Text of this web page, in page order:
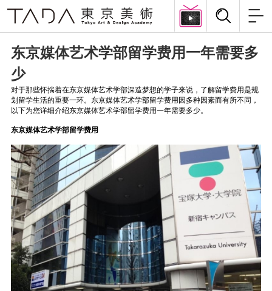
东京媒体艺术学部留学费用一年需要多
少
对于那些怀揣着在东京媒体艺术学部深造梦想的学子来说，了解留学费用是规
划留学生活的重要一环。东京媒体艺术学部留学费用因多种因素而有所不同，
以下为您详细介绍东京媒体艺术学部留学费用一年需要多少。
东京媒体艺术学部留学费用